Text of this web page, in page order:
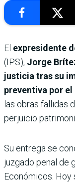
El expresidente
(IPS), Jorge
justicia tras su
preventiva por
las obras fallidas
perjuicio
Su entrega se
juzgado penal de
Económicos. Hoy